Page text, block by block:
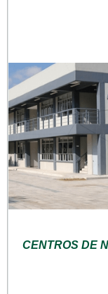
CENTROS DE